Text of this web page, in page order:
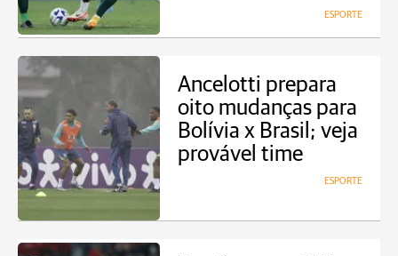
ESPORTE
Ancelotti prepara
oito mudanças para
Bolívia x Brasil; veja
provável time
ESPORTE